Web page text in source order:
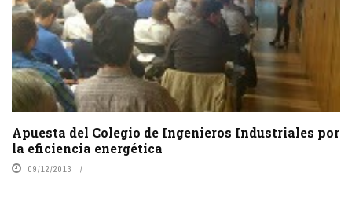
Apuesta del Colegio de Ingenieros Industriales por
la eficiencia energética
09/12/2013